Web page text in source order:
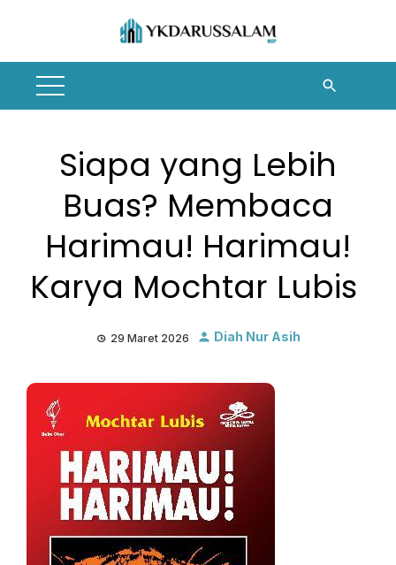
Siapa yang Lebih
Buas? Membaca
Harimau! Harimau!
Karya Mochtar Lubis
29 Maret 2026 Diah Nur Asih